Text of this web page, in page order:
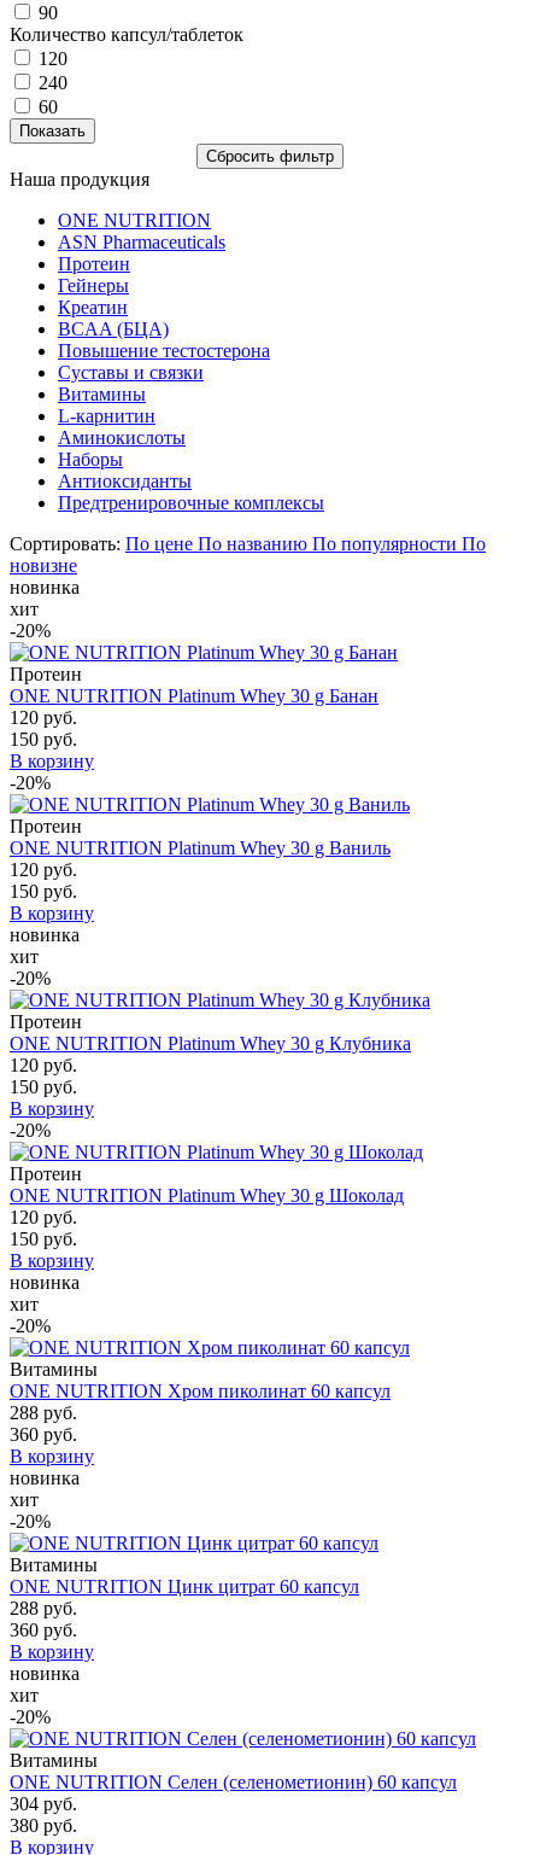
90
Количество капсул/таблеток
120
240
60
Наша продукция
ONE NUTRITION
ASN Pharmaceuticals
Протеин
Гейнеры
Креатин
BCAA (БЦА)
Повышение тестостерона
Суставы и связки
Витамины
L-карнитин
Аминокислоты
Наборы
Антиоксиданты
Предтренировочные комплексы
Сортировать: По цене По названию По популярности По
новизне
новинка
хит
-20%
Протеин
ONE NUTRITION Platinum Whey 30 g Банан
120 руб.
150 руб.
В корзину
-20%
Протеин
ONE NUTRITION Platinum Whey 30 g Ваниль
120 руб.
150 руб.
В корзину
новинка
хит
-20%
Протеин
ONE NUTRITION Platinum Whey 30 g Клубника
120 руб.
150 руб.
В корзину
-20%
Протеин
ONE NUTRITION Platinum Whey 30 g Шоколад
120 руб.
150 руб.
В корзину
новинка
хит
-20%
Витамины
ONE NUTRITION Хром пиколинат 60 капсул
288 руб.
360 руб.
В корзину
новинка
хит
-20%
Витамины
ONE NUTRITION Цинк цитрат 60 капсул
288 руб.
360 руб.
В корзину
новинка
хит
-20%
Витамины
ONE NUTRITION Селен (селенометионин) 60 капсул
304 руб.
380 руб.
В корзину